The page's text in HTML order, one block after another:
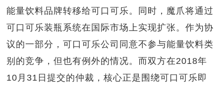
能量饮料品牌转移给可口可乐。同时，魔爪将通过
可口可乐装瓶系统在国际市场上实现扩张。作为协
议的一部分，可口可乐公司同意不参与能量饮料类
别的竞争，但也有例外的情况。而双方在2018年
10月31日提交的仲裁，核心正是围绕可口可乐即